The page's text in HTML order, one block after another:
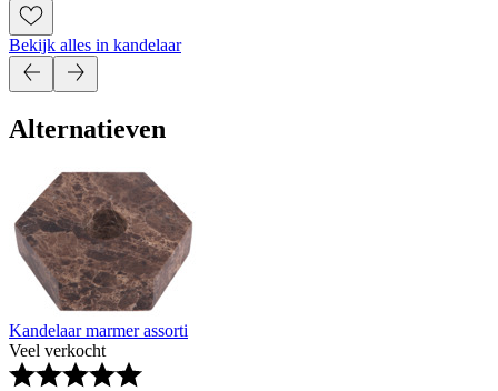
Bekijk alles in kandelaar
Alternatieven
Kandelaar marmer assorti
Veel verkocht